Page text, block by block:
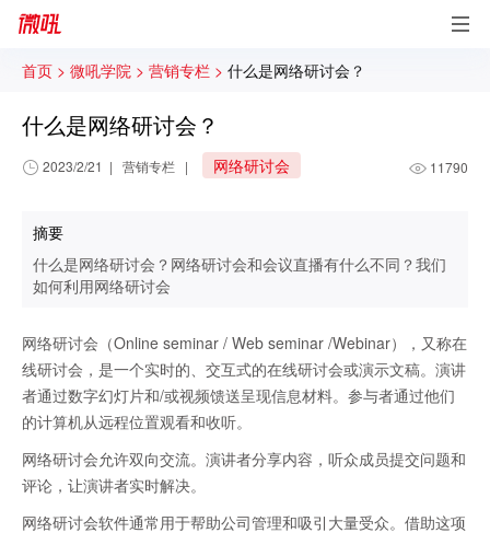
首页 > 微吼学院 > 营销专栏 > 什么是网络研讨会？
什么是网络研讨会？
2023/2/21 | 营销专栏 | 网络研讨会 11790
摘要
什么是网络研讨会？网络研讨会和会议直播有什么不同？我们
如何利用网络研讨会
网络研讨会（Online seminar / Web seminar /Webinar），又称在
线研讨会，是一个实时的、交互式的在线研讨会或演示文稿。演讲
者通过数字幻灯片和/或视频馈送呈现信息材料。参与者通过他们
的计算机从远程位置观看和收听。
网络研讨会允许双向交流。演讲者分享内容，听众成员提交问题和
评论，让演讲者实时解决。
网络研讨会软件通常用于帮助公司管理和吸引大量受众。借助这项